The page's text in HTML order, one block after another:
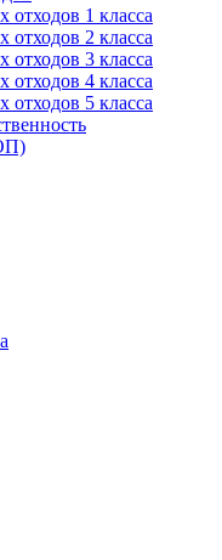
отходов 1 класса
отходов 2 класса
отходов 3 класса
отходов 4 класса
отходов 5 класса